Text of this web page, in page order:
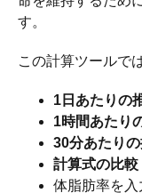
す。
この計算ツールで
1日あたりの
1時間あたり
30分あたり
計算式の比較
体脂肪率を